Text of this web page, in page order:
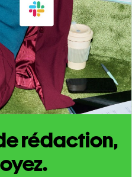
rédaction,